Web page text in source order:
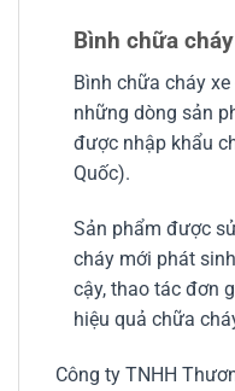
Bình chữa
Bình chữa cháy
những dòng sản
được nhập khẩu
Quốc).
Sản phẩm được
cháy mới phát
cậy, thao tác đơn
hiệu quả chữa
Công ty TNHH